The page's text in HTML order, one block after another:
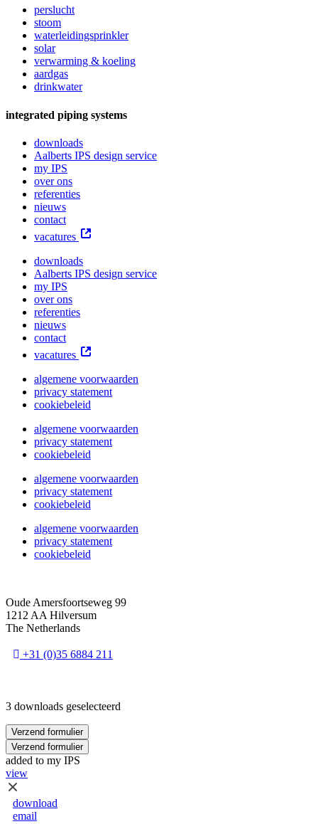
perslucht
stoom
waterleidingsprinkler
solar
verwarming & koeling
aardgas
drinkwater
integrated piping systems
downloads
Aalberts IPS design service
my IPS
over ons
referenties
nieuws
contact
vacatures
downloads
Aalberts IPS design service
my IPS
over ons
referenties
nieuws
contact
vacatures
algemene voorwaarden
privacy statement
cookiebeleid
algemene voorwaarden
privacy statement
cookiebeleid
algemene voorwaarden
privacy statement
cookiebeleid
algemene voorwaarden
privacy statement
cookiebeleid
Oude Amersfoortseweg 99
1212 AA Hilversum
The Netherlands
+31 (0)35 6884 211
3 downloads geselecteerd
Verzend formulier
Verzend formulier
added to my IPS
view
download
email